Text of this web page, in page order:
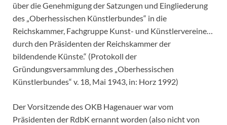
über die Genehmigung der Satzungen und Eingliederung
des „Oberhessischen Künstlerbundes“ in die
Reichskammer, Fachgruppe Kunst- und Künstlervereine…
durch den Präsidenten der Reichskammer der
bildendende Künste.“ (Protokoll der
Gründungsversammlung des „Oberhessischen
Künstlerbundes“ v. 18, Mai 1943, in: Horz 1992)
Der Vorsitzende des OKB Hagenauer war vom
Präsidenten der RdbK ernannt worden (also nicht von